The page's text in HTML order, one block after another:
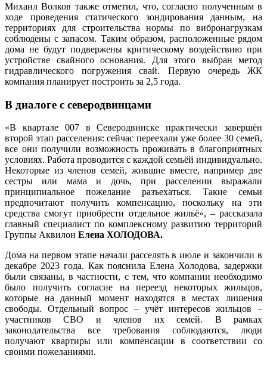
Михаил Волков также отметил, что, согласно полученным в
ходе проведения статического зондирования данным, на
территориях для строительства нормы по вибронагрузкам
соблюдены с запасом. Таким образом, расположенные рядом
дома не будут подвержены критическому воздействию при
устройстве свайного основания. Для этого выбран метод
гидравлического погружения свай. Первую очередь ЖК
компания планирует построить за 2,5 года.
В диалоге с северодвинцами
«В квартале 007 в Северодвинске практически завершён
второй этап расселения: сейчас переехали уже более 30 семей,
все они получили возможность проживать в благоприятных
условиях. Работа проводится с каждой семьёй индивидуально.
Некоторые из членов семей, жившие вместе, например две
сестры или мама и дочь, при расселении выражали
принципиальное пожелание разъехаться. Такие семьи
предпочитают получить компенсацию, поскольку на эти
средства смогут приобрести отдельное жильё», – рассказала
главный специалист по комплексному развитию территорий
Группы Аквилон Елена ХОЛОДОВА.
Дома на первом этапе начали расселять в июле и закончили в
декабре 2023 года. Как пояснила Елена Холодова, задержки
были связаны, в частности, с тем, что компании необходимо
было получить согласие на переезд некоторых жильцов,
которые на данный момент находятся в местах лишения
свободы. Отдельный вопрос – учёт интересов жильцов –
участников СВО и членов их семей. В рамках
законодательства все требования соблюдаются, люди
получают квартиры или компенсации в соответствии со
своими пожеланиями.